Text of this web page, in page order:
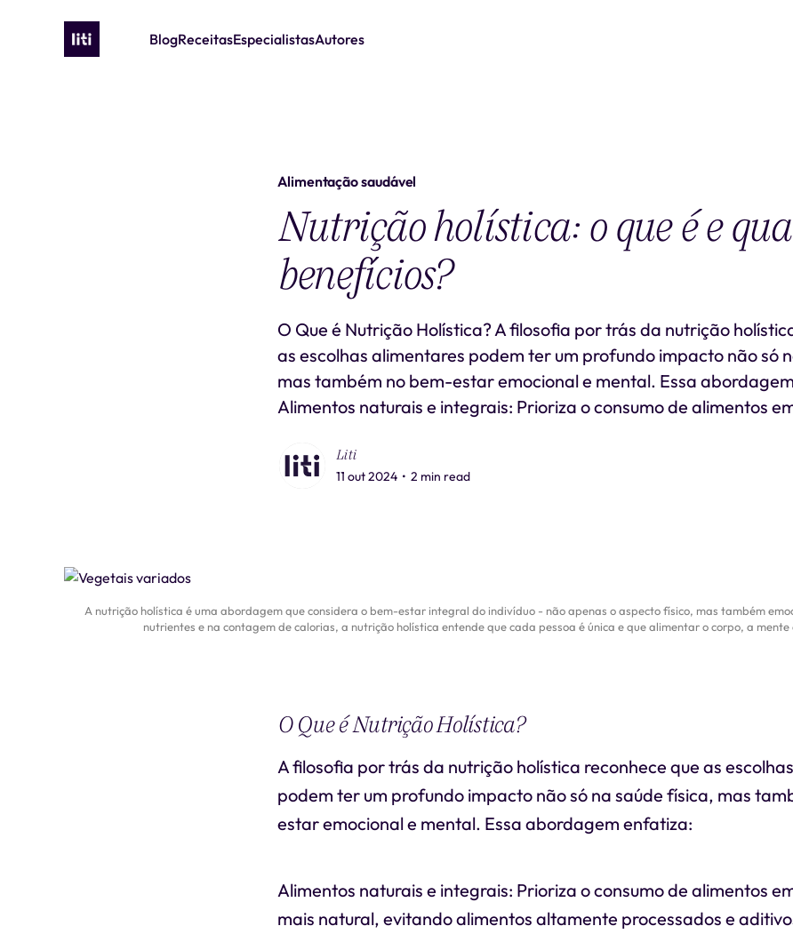
BlogReceitasEspecialistasAutores
Alimentação saudável
Nutrição holística: o que é e
benefícios?
O Que é Nutrição Holística? A filosofia por trás da nutrição
as escolhas alimentares podem ter um profundo impacto não só
mas também no bem-estar emocional e mental. Essa
Alimentos naturais e integrais: Prioriza o consumo de alimentos
Liti
11 out 2024 • 2 min read
A nutrição holística é uma abordagem que considera o bem-estar integral do indivíduo - não apenas o aspecto físico, mas também
nutrientes e na contagem de calorias, a nutrição holística entende que cada pessoa é única e que alimentar o corpo, a
O Que é Nutrição Holística?
A filosofia por trás da nutrição holística reconhece que as
podem ter um profundo impacto não só na saúde física, mas
estar emocional e mental. Essa abordagem enfatiza:
Alimentos naturais e integrais: Prioriza o consumo de alimentos
mais natural, evitando alimentos altamente processados e